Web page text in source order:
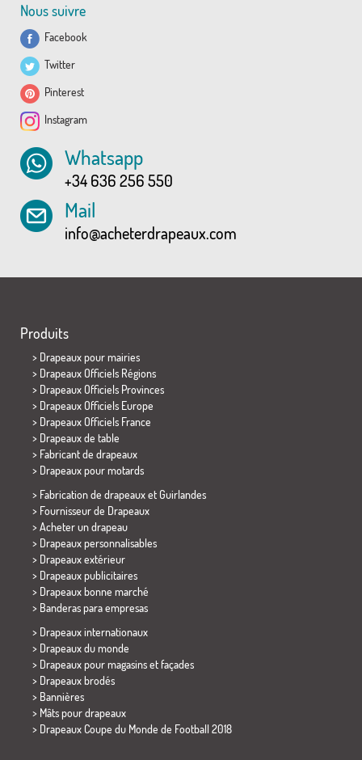
Nous suivre
Facebook
Twitter
Pinterest
Instagram
Whatsapp
+34 636 256 550
Mail
info@acheterdrapeaux.com
Produits
> Drapeaux pour mairies
> Drapeaux Officiels Régions
> Drapeaux Officiels Provinces
> Drapeaux Officiels Europe
> Drapeaux Officiels France
> Drapeaux de table
> Fabricant de drapeaux
> Drapeaux pour motards
> Fabrication de drapeaux et Guirlandes
> Fournisseur de Drapeaux
> Acheter un drapeau
> Drapeaux personnalisables
> Drapeaux extérieur
> Drapeaux publicitaires
> Drapeaux bonne marché
> Banderas para empresas
> Drapeaux internationaux
> Drapeaux du monde
> Drapeaux pour magasins et façades
> Drapeaux brodés
> Bannières
> Mâts pour drapeaux
> Drapeaux Coupe du Monde de Football 2018